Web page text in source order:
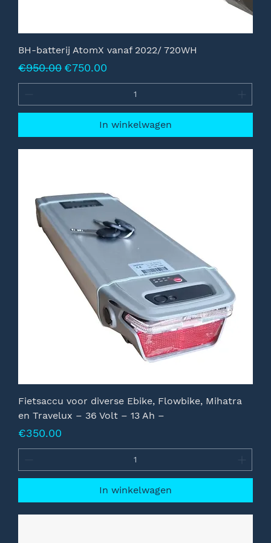
BH-batterij AtomX vanaf 2022/ 720WH
Normale prijs
€950.00 Verkoopprijs
€750.00
In winkelwagen
Fietsaccu voor diverse Ebike, Flowbike, Mihatra
en Travelux – 36 Volt – 13 Ah –
Prijs
€350.00
In winkelwagen